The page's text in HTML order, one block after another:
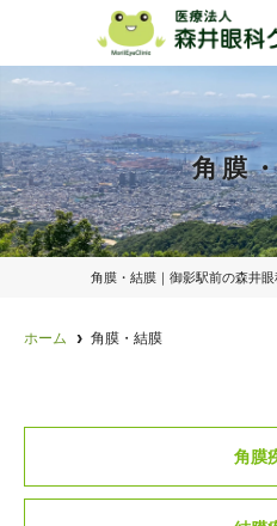
角膜
角膜・結膜｜御影駅前の森井
ホーム 角膜・結膜
角膜